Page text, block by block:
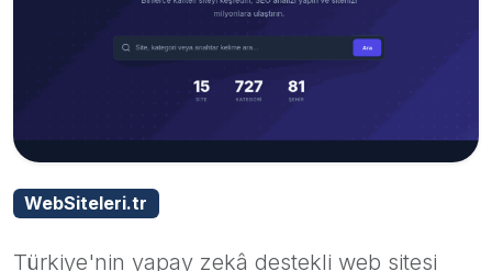
WebSiteleri.tr
Türkiye'nin yapay zekâ destekli web sitesi